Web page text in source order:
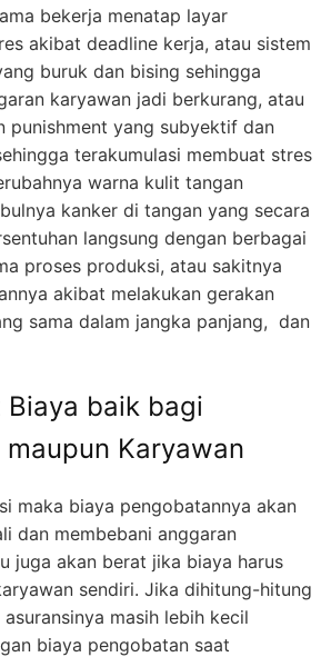
bekerja menatap layar
akibat deadline kerja, atau sistem
buruk dan bising sehingga
karyawan jadi berkurang, atau
punishment yang subyektif dan
terakumulasi membuat stres
warna kulit tangan
kanker di tangan yang secara
langsung dengan berbagai
proses produksi, atau sakitnya
akibat melakukan gerakan
sama dalam jangka panjang, dan
Biaya baik bagi
maupun Karyawan
maka biaya pengobatannya akan
dan membebani anggaran
juga akan berat jika biaya harus
sendiri. Jika dihitung-hitung
masih lebih kecil
biaya pengobatan saat